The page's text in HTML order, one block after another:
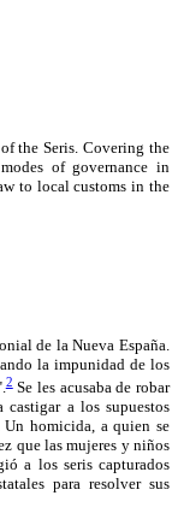
the Seris. Covering the
of governance in
to local customs in the
de la Nueva España.
la impunidad de los
2Se les acusaba de robar
a los supuestos
homicida, a quien se
que las mujeres y niños
a los seris capturados
para resolver sus